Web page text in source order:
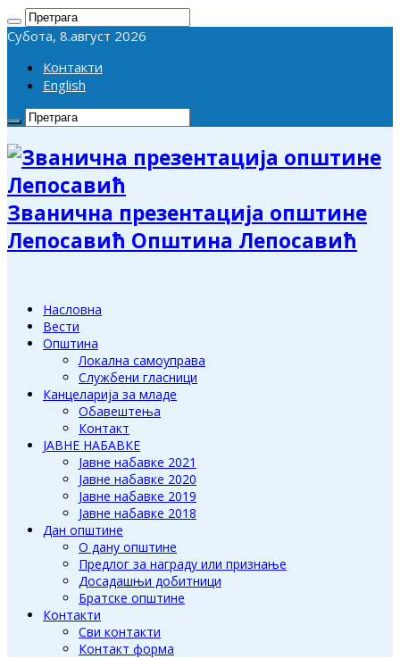
Субота, 8.август 2026
Контакти
English
Званична презентација општине
Лепосавић Општина Лепосавић
Насловна
Вести
Општина
Локална самоуправа
Службени гласници
Канцеларија за младе
Обавештења
Контакт
ЈАВНЕ НАБАВКЕ
Јавне набавке 2021
Јавне набавке 2020
Јавне набавке 2019
Јавне набавке 2018
Дан општине
О дану општине
Предлог за награду или признање
Досадашњи добитници
Братске општине
Контакти
Сви контакти
Контакт форма